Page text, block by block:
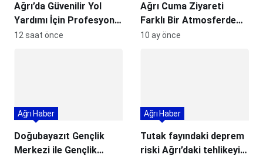
Ağrı’da Güvenilir Yol
Yardımı İçin Profesyonel
Çözüm: Coşkun Oto
12 saat önce
Ağrı Cuma Ziyareti
Farklı Bir Atmosferde
Gerçekleşti
10 ay önce
Doğubayazıt Gençlik
Merkezi ile Gençlik
Ağrı Haber
Tutak fayındaki deprem
riski Ağrı’daki tehlikeyi
Ağrı Haber